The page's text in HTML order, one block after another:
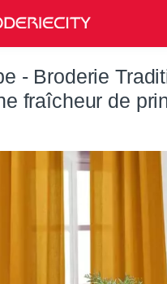
- Broderie
fraîcheur de